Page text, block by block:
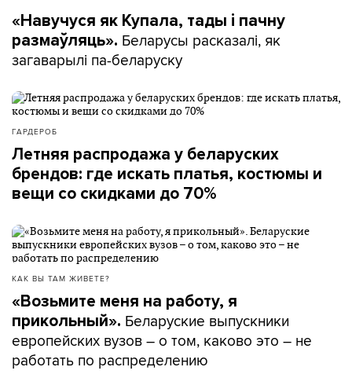
«Навучуся як Купала, тады і пачну
размаўляць». Беларусы расказалі, як
загаварылі па-беларуску
ГАРДЕРОБ
Летняя распродажа у беларуских
брендов: где искать платья, костюмы и
вещи со скидками до 70%
КАК ВЫ ТАМ ЖИВЕТЕ?
«Возьмите меня на работу, я
прикольный». Беларуские выпускники
европейских вузов – о том, каково это – не
работать по распределению